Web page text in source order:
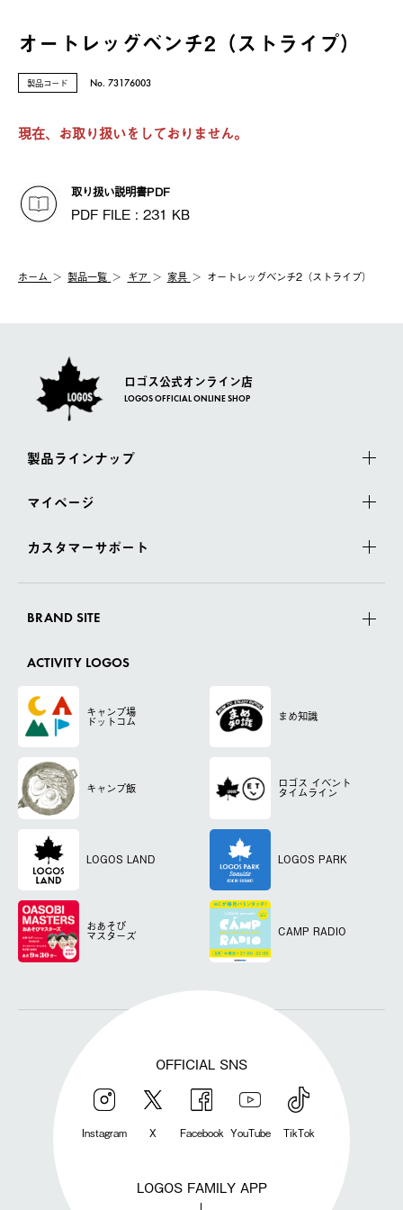
オートレッグベンチ2（ストライプ）
製品コード No. 73176003
現在、お取り扱いをしておりません。
取り扱い説明書PDF
PDF FILE : 231 KB
ホーム 製品⼀覧 ギア 家具 オートレッグベンチ2（ストライプ）
ロゴス公式オンライン店
LOGOS OFFICIAL ONLINE SHOP
製品ラインナップ
マイページ
カスタマーサポート
BRAND SITE
ACTIVITY LOGOS
キャンプ場
ドットコム まめ知識
キャンプ飯 ロゴス イベント
タイムライン
LOGOS LAND LOGOS PARK
おあそび
マスターズ CAMP RADIO
OFFICIAL SNS
Instagram X Facebook YouTube TikTok
LOGOS FAMILY APP